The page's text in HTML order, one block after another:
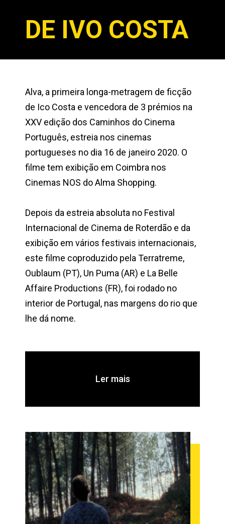
DE IVO COSTA
Alva, a primeira longa-metragem de ficção
de Ico Costa e vencedora de 3 prémios na
XXV edição dos Caminhos do Cinema
Português, estreia nos cinemas
portugueses no dia 16 de janeiro 2020. O
filme tem exibição em Coimbra nos
Cinemas NOS do Alma Shopping.
Depois da estreia absoluta no Festival
Internacional de Cinema de Roterdão e da
exibição em vários festivais internacionais,
este filme coproduzido pela Terratreme,
Oublaum (PT), Un Puma (AR) e La Belle
Affaire Productions (FR), foi rodado no
interior de Portugal, nas margens do rio que
lhe dá nome.
Ler mais